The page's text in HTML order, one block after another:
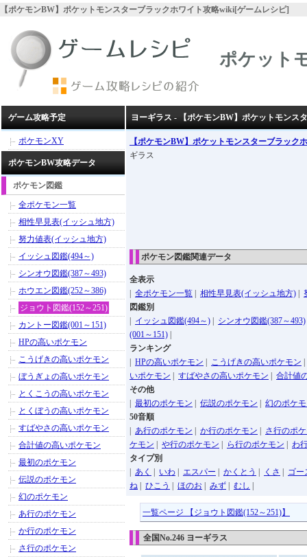
【ポケモンBW】ポケットモンスターブラックホワイト攻略wiki[ゲームレシピ]
ポケット
ヨーギラス - 【ポケモンBW】ポケットモンス
【ポケモンBW】ポケットモンスターブラック
ギラス
ポケモン図鑑関連データ
全表示
全ポケモン一覧 相性早見表(イッシュ地方)
図鑑別
イッシュ図鑑(494～) シンオウ図鑑(387～493)
(001～151)
ランキング
HPの高いポケモン こうげきの高いポケモン
いポケモン
すばやさの高いポケモン
合計値
その他
最初のポケモン 伝説のポケモン
幻のポケ
50音順
あ行のポケモン か行のポケモン
さ行のポ
ケモン
や行のポケモン ら行のポケモン
わ
タイプ別
あく いわ エスパー かくとう くさ
ゴー
ね
ひこう ほのお みず むし
一覧ページ 【ジョウト図鑑(152～251)】
全国No.246 ヨーギラス
ゲーム攻略予定
ポケモンXY
ポケモンBW攻略データ
ポケモン図鑑
全ポケモン一覧
相性早見表(イッシュ地方)
努力値表(イッシュ地方)
イッシュ図鑑(494～)
シンオウ図鑑(387～493)
ホウエン図鑑(252～386)
ジョウト図鑑(152～251)
カントー図鑑(001～151)
HPの高いポケモン
こうげきの高いポケモン
ぼうぎょの高いポケモン
とくこうの高いポケモン
とくぼうの高いポケモン
すばやさの高いポケモン
合計値の高いポケモン
最初のポケモン
伝説のポケモン
幻のポケモン
あ行のポケモン
か行のポケモン
さ行のポケモン